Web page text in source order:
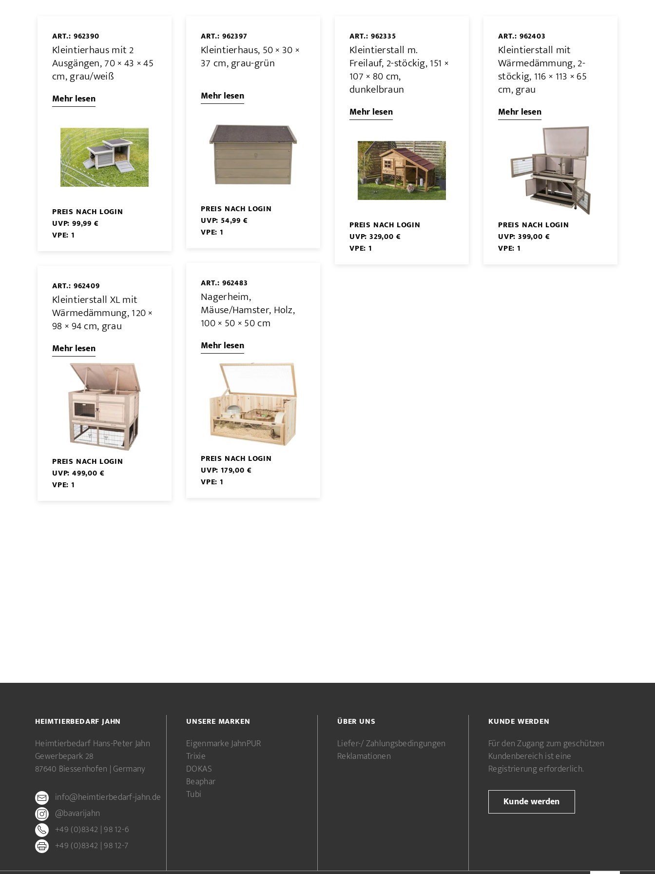
ART.: 962390
Kleintierhaus mit 2
Ausgängen, 70 × 43 × 45
cm, grau/weiß
Mehr lesen
PREIS NACH LOGIN
UVP: 99,99 €
VPE: 1
ART.: 962397
Kleintierhaus, 50 × 30 ×
37 cm, grau-grün
Mehr lesen
PREIS NACH LOGIN
UVP: 54,99 €
VPE: 1
ART.: 962335
Kleintierstall m.
Freilauf, 2-stöckig, 151 ×
107 × 80 cm,
dunkelbraun
Mehr lesen
PREIS NACH LOGIN
UVP: 329,00 €
VPE: 1
ART.: 962403
Kleintierstall mit
Wärmedämmung, 2-
stöckig, 116 × 113 × 65
cm, grau
Mehr lesen
PREIS NACH LOGIN
UVP: 399,00 €
VPE: 1
ART.: 962409
Kleintierstall XL mit
Wärmedämmung, 120 ×
98 × 94 cm, grau
Mehr lesen
PREIS NACH LOGIN
UVP: 499,00 €
VPE: 1
ART.: 962483
Nagerheim,
Mäuse/Hamster, Holz,
100 × 50 × 50 cm
Mehr lesen
PREIS NACH LOGIN
UVP: 179,00 €
VPE: 1
HEIMTIERBEDARF JAHN
Heimtierbedarf Hans-Peter Jahn
Gewerbepark 28
87640 Biessenhofen | Germany
info@heimtierbedarf-jahn.de
@bavarijahn
+49 (0)8342 | 98 12-6
+49 (0)8342 | 98 12-7
UNSERE MARKEN
Eigenmarke JahnPUR
Trixie
DOKAS
Beaphar
Tubi
ÜBER UNS
Liefer-/ Zahlungsbedingungen
Reklamationen
KUNDE WERDEN
Für den Zugang zum geschützen
Kundenbereich ist eine
Registrierung erforderlich.
Kunde werden